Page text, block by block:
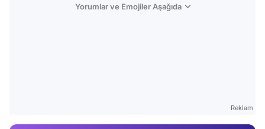
Yorumlar ve Emojiler Aşağıda
Reklam